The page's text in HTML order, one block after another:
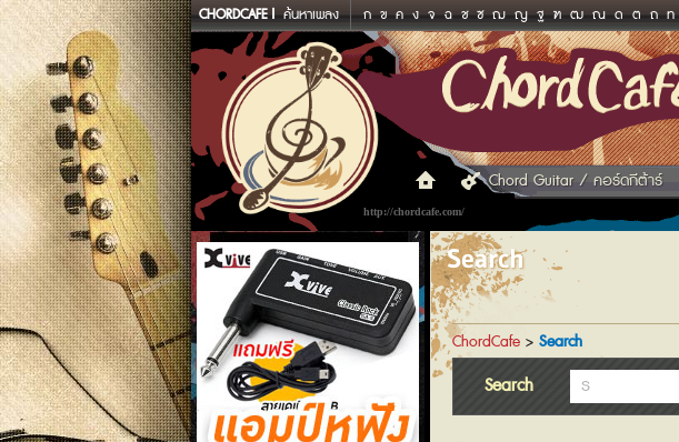
CHORDCAFE ค้นหาเพลง ก ข ค ง จ ฉ ช ซ ฌ ญ ฐ ฑ ฒ ณ ด ต ถ ท
http://chordcafe.com/
Chord Guitar / คอร์ดกีต้าร์
Search
ChordCafe > Search
Search